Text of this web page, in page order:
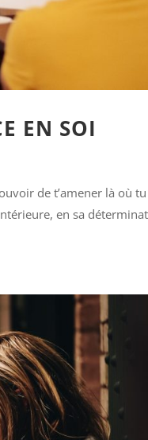
EN SOI
de t’amener là où tu
en sa